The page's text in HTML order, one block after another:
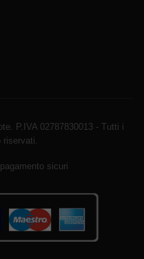
P.IVA 02787830013 - Tutti i
riservati.
sicuri